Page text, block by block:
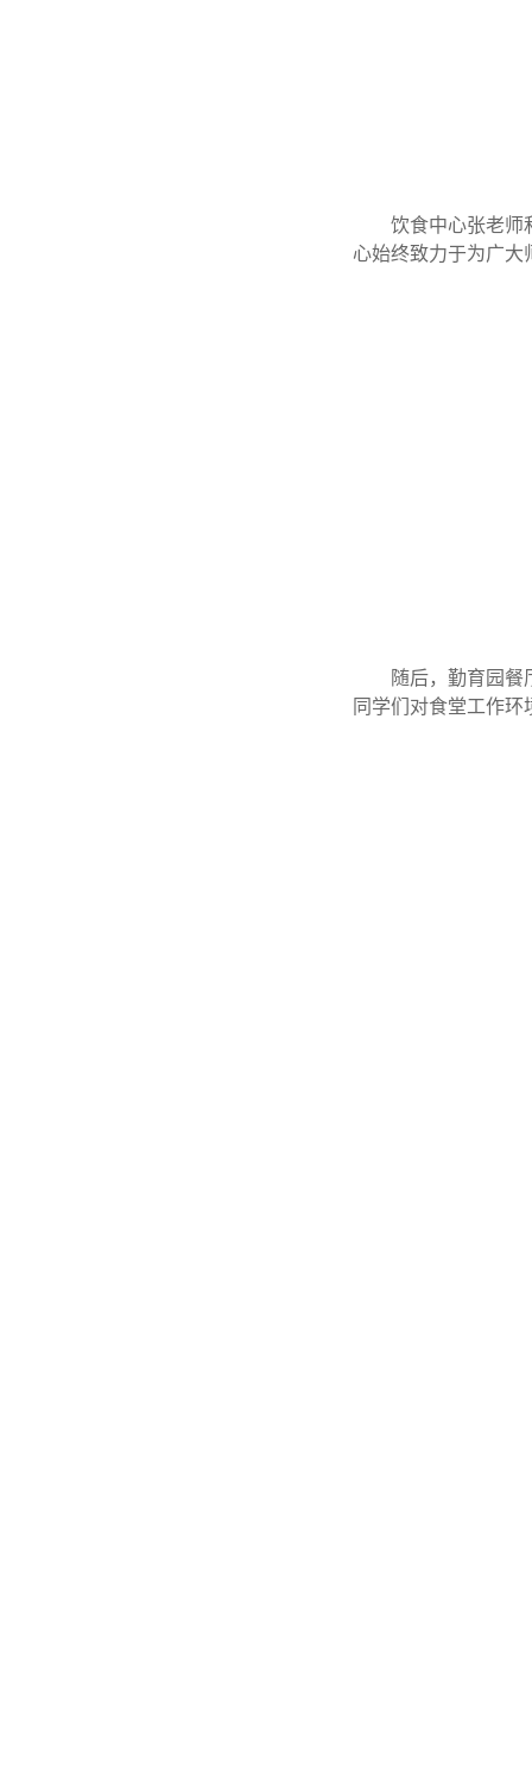
饮食中心张老师
心始终致力于为广大
随后，勤育园
同学们对食堂工作